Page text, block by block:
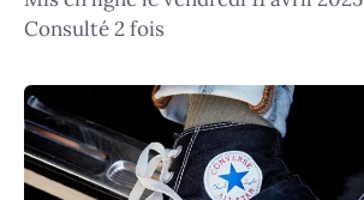
Consulté 2 fois